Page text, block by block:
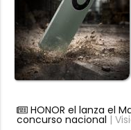
HONOR el lanza el
concurso nacional |